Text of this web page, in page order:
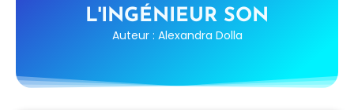
L'INGÉNIEUR SON
Auteur : Alexandra Dolla